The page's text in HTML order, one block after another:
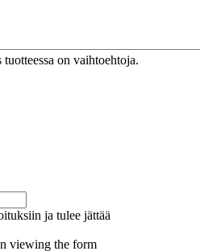
on vaihtoehtoja.
ja tulee jättää
viewing the form